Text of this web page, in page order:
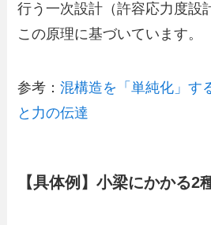
行う一次設計（許容応力度設
この原理に基づいています。
参考：混構造を「単純化」す
と力の伝達
【具体例】小梁にかかる2